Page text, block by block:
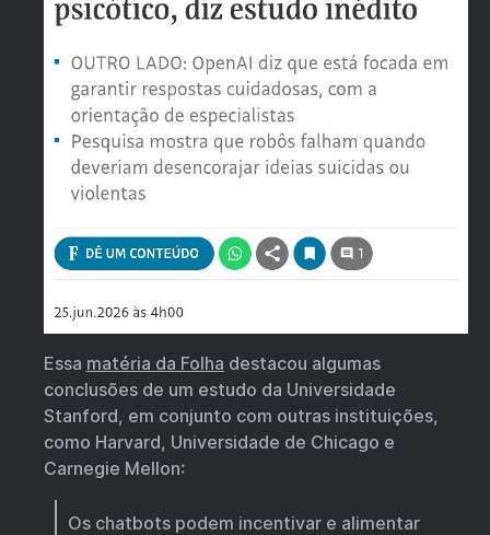
Essa matéria da Folha destacou algumas
conclusões de um estudo da Universidade
Stanford, em conjunto com outras instituições,
como Harvard, Universidade de Chicago e
Carnegie Mellon:
Os chatbots podem incentivar e alimentar